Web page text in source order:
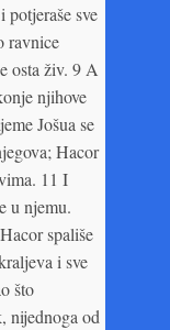
potjeraše sve
ravnice
osta živ. 9 A
njihove
Jošua se
Hacor
11 I
u njemu.
spališe
i sve
što
nijednoga od